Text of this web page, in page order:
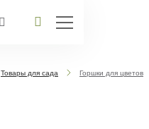
Товары для сада Горшки для цветов